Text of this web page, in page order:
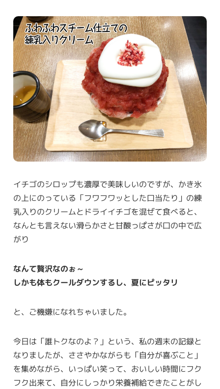
イチゴのシロップも濃厚で美味しいのですが、かき氷
の上にのっている「フワフワッとした口当たり」の練
乳入りのクリームとドライイチゴを混ぜて食べると、
なんとも言えない滑らかさと甘酸っぱさが口の中で広
がり
なんて贅沢なのぉ～
しかも体もクールダウンするし、夏にピッタリ
と、ご機嫌になれちゃいました。
今日は「誰トクなのよ？」という、私の週末の記録と
なりましたが、ささやかながらも「自分が喜ぶこと」
を集めながら、いっぱい笑って、おいしい時間にフク
フク出来て、自分にしっかり栄養補給できたことがし